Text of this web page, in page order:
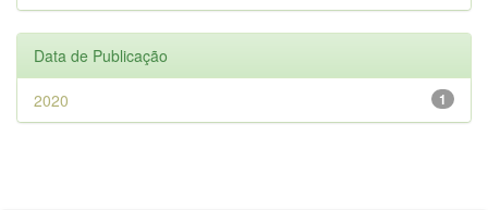
Data de Publicação
1
2020